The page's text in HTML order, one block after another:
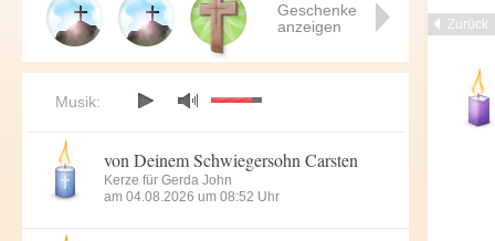
Zurück
Geschenke
anzeigen
Musik:
von Deinem Schwiegersohn Carsten
Kerze für Gerda John
am 04.08.2026 um 08:52 Uhr